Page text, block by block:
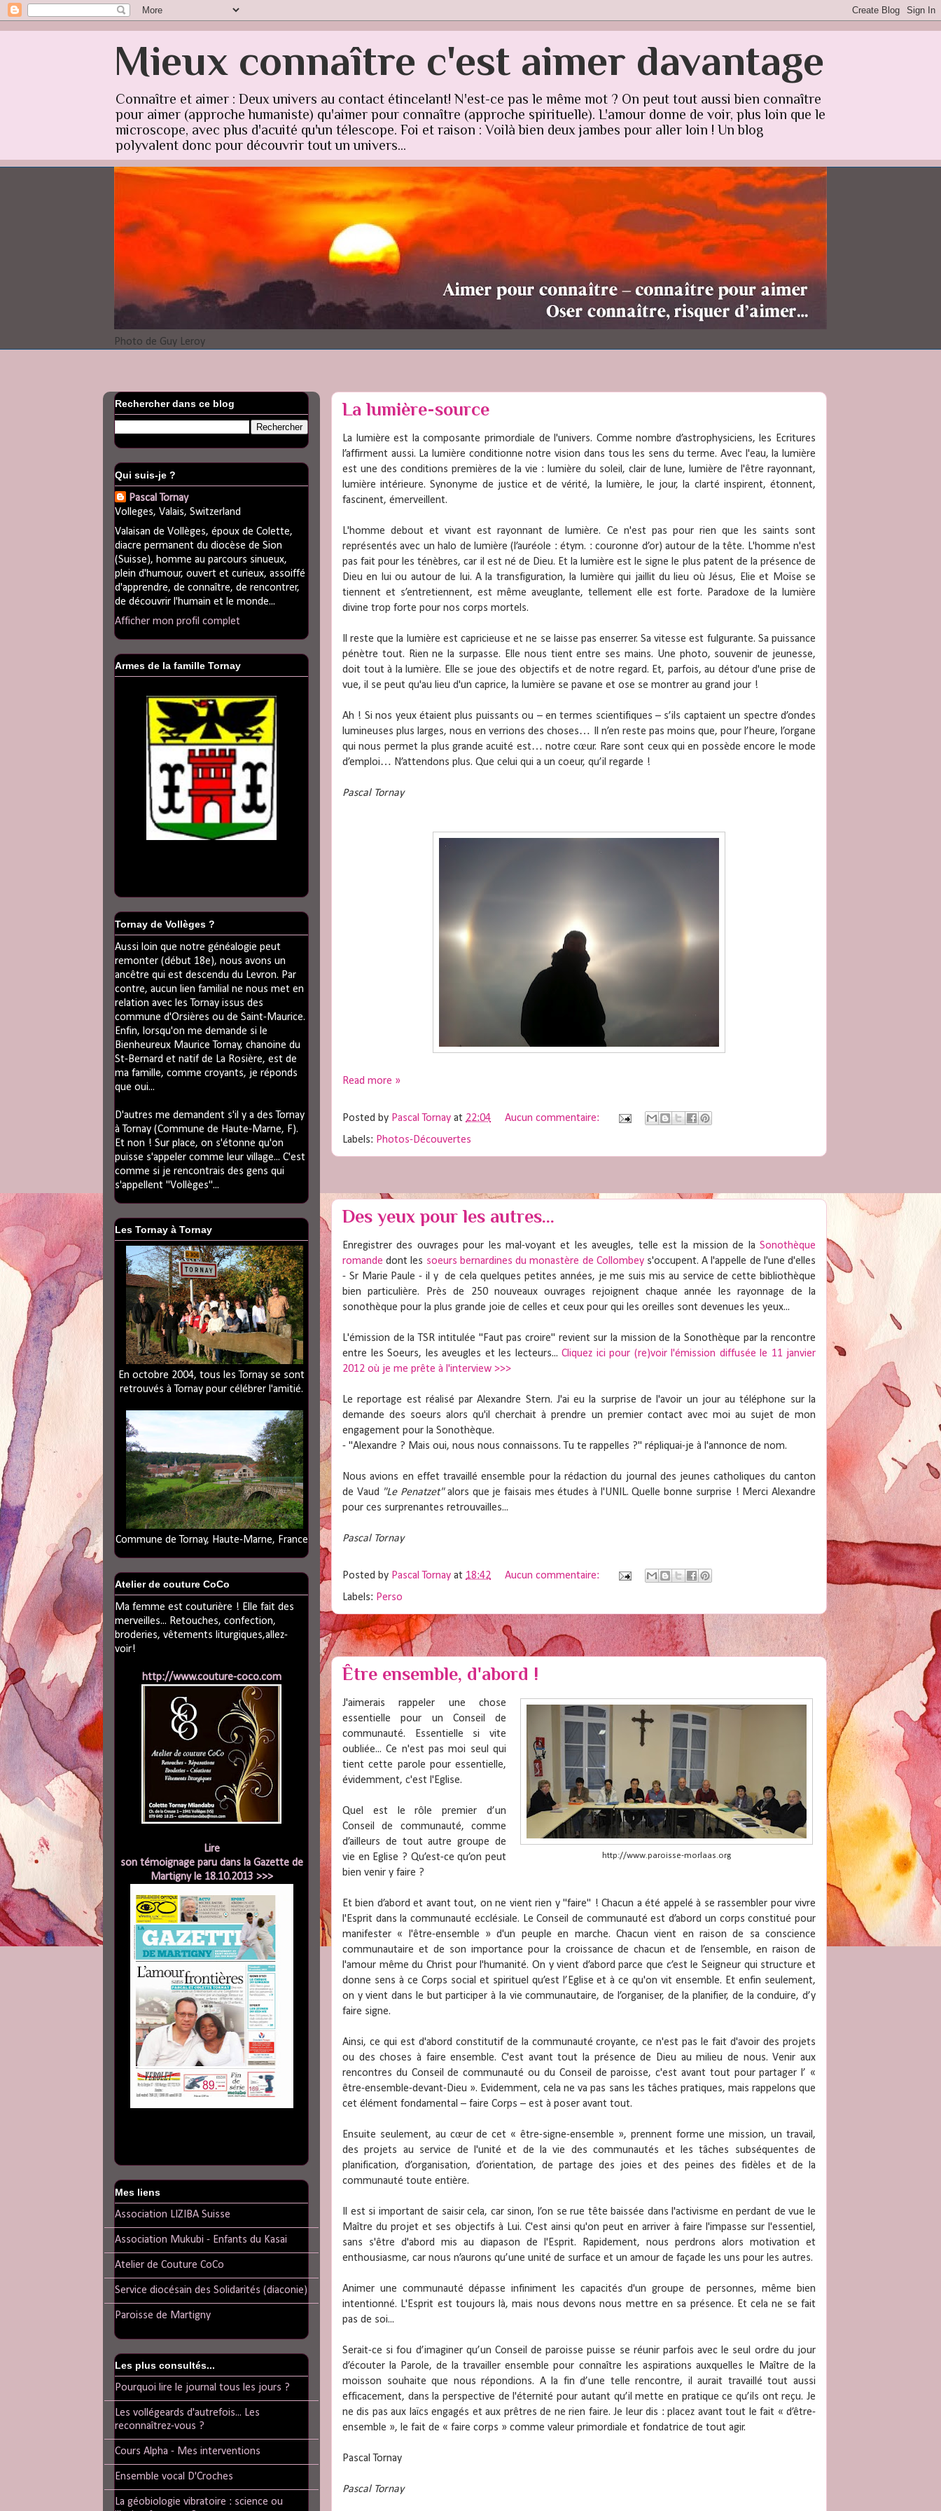
Mieux connaître c'est aimer davantage
Connaître et aimer : Deux univers au contact étincelant! N'est-ce pas le même mot ? On peut tout aussi bien connaître
pour aimer (approche humaniste) qu'aimer pour connaître (approche spirituelle). L'amour donne de voir, plus loin que le
microscope, avec plus d'acuité qu'un télescope. Foi et raison : Voilà bien deux jambes pour aller loin ! Un blog
polyvalent donc pour découvrir tout un univers...
Photo de Guy Leroy
La lumière-source
La lumière est la composante primordiale de l'univers. Comme nombre d’astrophysiciens, les Ecritures
l’affirment aussi. La lumière conditionne notre vision dans tous les sens du terme. Avec l'eau, la lumière
est une des conditions premières de la vie : lumière du soleil, clair de lune, lumière de l'être rayonnant,
lumière intérieure. Synonyme de justice et de vérité, la lumière, le jour, la clarté inspirent, étonnent,
fascinent, émerveillent.
L'homme debout et vivant est rayonnant de lumière. Ce n'est pas pour rien que les saints sont
représentés avec un halo de lumière (l’auréole : étym. : couronne d’or) autour de la tête. L'homme n'est
pas fait pour les ténèbres, car il est né de Dieu. Et la lumière est le signe le plus patent de la présence de
Dieu en lui ou autour de lui. A la transfiguration, la lumière qui jaillit du lieu où Jésus, Elie et Moïse se
tiennent et s’entretiennent, est même aveuglante, tellement elle est forte. Paradoxe de la lumière
divine trop forte pour nos corps mortels.
Il reste que la lumière est capricieuse et ne se laisse pas enserrer. Sa vitesse est fulgurante. Sa puissance
pénètre tout. Rien ne la surpasse. Elle nous tient entre ses mains. Une photo, souvenir de jeunesse,
doit tout à la lumière. Elle se joue des objectifs et de notre regard. Et, parfois, au détour d'une prise de
vue, il se peut qu'au lieu d'un caprice, la lumière se pavane et ose se montrer au grand jour !
Ah ! Si nos yeux étaient plus puissants ou – en termes scientifiques – s’ils captaient un spectre d’ondes
lumineuses plus larges, nous en verrions des choses… Il n’en reste pas moins que, pour l’heure, l’organe
qui nous permet la plus grande acuité est… notre cœur. Rare sont ceux qui en possède encore le mode
d’emploi… N’attendons plus. Que celui qui a un coeur, qu’il regarde !
Pascal Tornay
Read more »
Posted by Pascal Tornay at 22:04
Aucun commentaire:
Labels: Photos-Découvertes
Des yeux pour les autres...
Enregistrer des ouvrages pour les mal-voyant et les aveugles, telle est la mission de la Sonothèque
romande dont les soeurs bernardines du monastère de Collombey s'occupent. A l'appelle de l'une d'elles
- Sr Marie Paule - il y de cela quelques petites années, je me suis mis au service de cette bibliothèque
bien particulière. Près de 250 nouveaux ouvrages rejoignent chaque année les rayonnage de la
sonothèque pour la plus grande joie de celles et ceux pour qui les oreilles sont devenues les yeux...
L'émission de la TSR intitulée "Faut pas croire" revient sur la mission de la Sonothèque par la rencontre
entre les Soeurs, les aveugles et les lecteurs... Cliquez ici pour (re)voir l'émission diffusée le 11 janvier
2012 où je me prête à l'interview >>>
Le reportage est réalisé par Alexandre Stern. J'ai eu la surprise de l'avoir un jour au téléphone sur la
demande des soeurs alors qu'il cherchait à prendre un premier contact avec moi au sujet de mon
engagement pour la Sonothèque.
- "Alexandre ? Mais oui, nous nous connaissons. Tu te rappelles ?" répliquai-je à l'annonce de nom.
Nous avions en effet travaillé ensemble pour la rédaction du journal des jeunes catholiques du canton
de Vaud "Le Penatzet"alors que je faisais mes études à l'UNIL. Quelle bonne surprise ! Merci Alexandre
pour ces surprenantes retrouvailles...
Pascal Tornay
Posted by Pascal Tornay at 18:42
Aucun commentaire:
Labels: Perso
Être ensemble, d'abord !
http://www.paroisse-morlaas.org
J'aimerais rappeler une chose
essentielle pour un Conseil de
communauté. Essentielle si vite
oubliée... Ce n'est pas moi seul qui
tient cette parole pour essentielle,
évidemment, c'est l'Eglise.
Quel est le rôle premier d’un
Conseil de communauté, comme
d’ailleurs de tout autre groupe de
vie en Eglise ? Qu’est-ce qu’on peut
bien venir y faire ?
Et bien d’abord et avant tout, on ne vient rien y "faire" ! Chacun a été appelé à se rassembler pour vivre
l'Esprit dans la communauté ecclésiale. Le Conseil de communauté est d’abord un corps constitué pour
manifester « l'être-ensemble » d'un peuple en marche. Chacun vient en raison de sa conscience
communautaire et de son importance pour la croissance de chacun et de l’ensemble, en raison de
l'amour même du Christ pour l'humanité. On y vient d’abord parce que c’est le Seigneur qui structure et
donne sens à ce Corps social et spirituel qu’est l’Eglise et à ce qu'on vit ensemble. Et enfin seulement,
on y vient dans le but participer à la vie communautaire, de l’organiser, de la planifier, de la conduire, d’y
faire signe.
Ainsi, ce qui est d'abord constitutif de la communauté croyante, ce n'est pas le fait d'avoir des projets
ou des choses à faire ensemble. C'est avant tout la présence de Dieu au milieu de nous. Venir aux
rencontres du Conseil de communauté ou du Conseil de paroisse, c'est avant tout pour partager l’ «
être-ensemble-devant-Dieu ». Evidemment, cela ne va pas sans les tâches pratiques, mais rappelons que
cet élément fondamental – faire Corps – est à poser avant tout.
Ensuite seulement, au cœur de cet « être-signe-ensemble », prennent forme une mission, un travail,
des projets au service de l'unité et de la vie des communautés et les tâches subséquentes de
planification, d’organisation, d’orientation, de partage des joies et des peines des fidèles et de la
communauté toute entière.
Il est si important de saisir cela, car sinon, l’on se rue tête baissée dans l'activisme en perdant de vue le
Maître du projet et ses objectifs à Lui. C'est ainsi qu'on peut en arriver à faire l'impasse sur l'essentiel,
sans s'être d'abord mis au diapason de l'Esprit. Rapidement, nous perdrons alors motivation et
enthousiasme, car nous n’aurons qu’une unité de surface et un amour de façade les uns pour les autres.
Animer une communauté dépasse infiniment les capacités d'un groupe de personnes, même bien
intentionné. L'Esprit est toujours là, mais nous devons nous mettre en sa présence. Et cela ne se fait
pas de soi...
Serait-ce si fou d’imaginer qu’un Conseil de paroisse puisse se réunir parfois avec le seul ordre du jour
d’écouter la Parole, de la travailler ensemble pour connaître les aspirations auxquelles le Maître de la
moisson souhaite que nous répondions. A la fin d’une telle rencontre, il aurait travaillé tout aussi
efficacement, dans la perspective de l'éternité pour autant qu’il mette en pratique ce qu’ils ont reçu. Je
ne dis pas aux laïcs engagés et aux prêtres de ne rien faire. Je leur dis : placez avant tout le fait « d’être-
ensemble », le fait de « faire corps » comme valeur primordiale et fondatrice de tout agir.
Pascal Tornay
Pascal Tornay
Rechercher dans ce blog
Qui suis-je ?
Pascal Tornay
Volleges, Valais, Switzerland
Valaisan de Vollèges, époux de Colette,
diacre permanent du diocèse de Sion
(Suisse), homme au parcours sinueux,
plein d'humour, ouvert et curieux, assoiffé
d'apprendre, de connaître, de rencontrer,
de découvrir l'humain et le monde...
Afficher mon profil complet
Armes de la famille Tornay
Tornay de Vollèges ?
Aussi loin que notre généalogie peut
remonter (début 18e), nous avons un
ancêtre qui est descendu du Levron. Par
contre, aucun lien familial ne nous met en
relation avec les Tornay issus des
commune d'Orsières ou de Saint-Maurice.
Enfin, lorsqu'on me demande si le
Bienheureux Maurice Tornay, chanoine du
St-Bernard et natif de La Rosière, est de
ma famille, comme croyants, je réponds
que oui...
D'autres me demandent s'il y a des Tornay
à Tornay (Commune de Haute-Marne, F).
Et non ! Sur place, on s'étonne qu'on
puisse s'appeler comme leur village... C'est
comme si je rencontrais des gens qui
s'appellent "Vollèges"...
Les Tornay à Tornay
En octobre 2004, tous les Tornay se sont
retrouvés à Tornay pour célébrer l'amitié.
Commune de Tornay, Haute-Marne, France
Atelier de couture CoCo
Ma femme est couturière ! Elle fait des
merveilles... Retouches, confection,
broderies, vêtements liturgiques,allez-
voir!
http://www.couture-coco.com
Lire
son témoignage paru dans la Gazette de
Martigny le 18.10.2013 >>>
Mes liens
Association LIZIBA Suisse
Association Mukubi - Enfants du Kasai
Atelier de Couture CoCo
Service diocésain des Solidarités (diaconie)
Paroisse de Martigny
Les plus consultés...
Pourquoi lire le journal tous les jours ?
Les vollégeards d'autrefois... Les
reconnaîtrez-vous ?
Cours Alpha - Mes interventions
Ensemble vocal D'Croches
La géobiologie vibratoire : science ou